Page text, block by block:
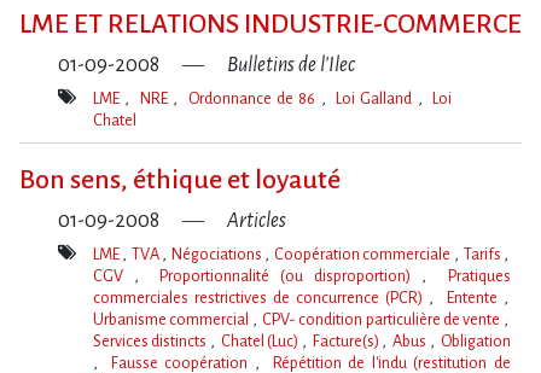
LME ET RELATIONS INDUSTRIE-COMMERCE
01-09-2008 Bulletins de l'Ilec
Mot(s)-
LME NRE Ordonnance de 86 Loi Galland
Loi
Chatel
Bon sens, éthique et loyauté
01-09-2008 Articles
LME TVA Négociations Coopération commerciale
Tarifs
CGV
Proportionnalité (ou disproportion)
Pratiques
commerciales restrictives de concurrence (PCR)
Entente
Urbanisme commercial
CPV- condition particulière de vente
Services distincts
Chatel (Luc) Facture(s) Abus
Obligation
Fausse coopération
Répétition de l'indu (restitution de